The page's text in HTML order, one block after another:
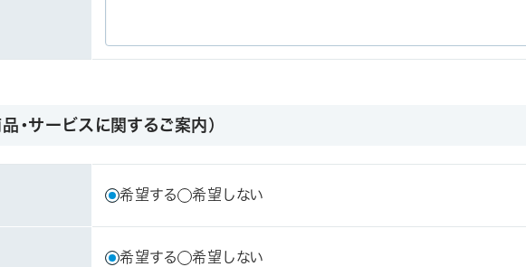
・サービスに関するご案内）
希望する 希望しない
希望する 希望しない